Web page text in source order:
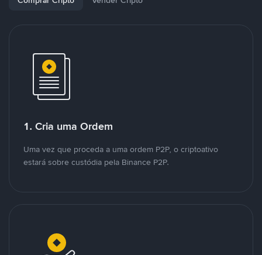
1. Cria uma Ordem
Uma vez que proceda a uma ordem P2P, o criptoativo
estará sobre custódia pela Binance P2P.